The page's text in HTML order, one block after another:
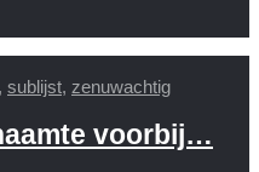
, sublijst, zenuwachtig
voorbij…